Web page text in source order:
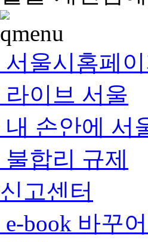
서울시홈페이
라이브 서울
내 손안에 서
불합리 규제
신고센터
e-book 바꾸